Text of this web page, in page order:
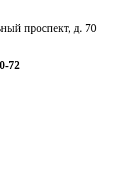
проспект, д. 70
72